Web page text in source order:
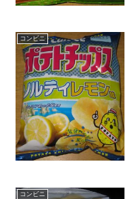
コンビニ
コンビニ